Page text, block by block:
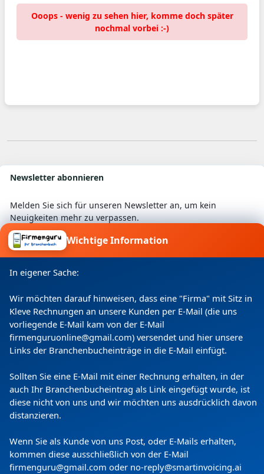
Ooops - wenig zu sehen hier, komme doch später
nochmal vorbei :-)
Newsletter abonnieren
Melden Sie sich für unseren Newsletter an, um kein
Neuigkeiten mehr zu verpassen.
Ich willige ein, dass meine Angaben laut
werden.
vorbehalten
Freitag der 07. August | Seite generiert in
0.0769 Sekunden
Wichtige Information
In eigener Sache:
Wir möchten darauf hinweisen, dass eine "Firma" mit Sitz in
Kleve Rechnungen an unsere Kunden per E-Mail (die uns
vorliegende E-Mail kam von der E-Mail
firmenguruonline@gmail.com) versendet und hier unsere
Links der Branchenbucheinträge in die E-Mail einfügt.
Sollten Sie eine E-Mail mit einer Rechnung erhalten, in der
auch Ihr Branchenbucheintrag als Link eingefügt wurde, ist
diese nicht von uns und wir möchten uns ausdrücklich davon
distanzieren.
Wenn Sie als Kunde von uns Post, oder E-Mails erhalten,
kommen diese ausschließlich von der E-Mail
firmenguru@gmail.com oder no-reply@smartinvoicing.ai